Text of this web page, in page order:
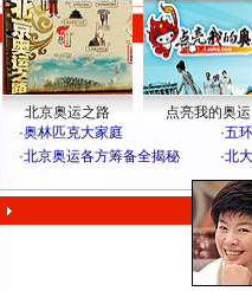
北京奥运之路 点亮我的奥运
·奥林匹克大家庭 ·五
·北京奥运各方筹备全揭秘 ·北